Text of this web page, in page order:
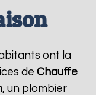
ont la
de Chauffe
, un plombier